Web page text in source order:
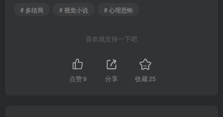
# 多结局
# 视觉小说 # 心理恐怖
喜欢就支持一下吧
点赞9 分享 收藏25